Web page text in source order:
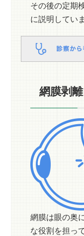
その後の定期
に説明してい
網膜剥離
網膜は眼の奥
な役割を担っ